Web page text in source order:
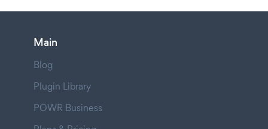
Main
Blog
Plugin Library
POWR Business